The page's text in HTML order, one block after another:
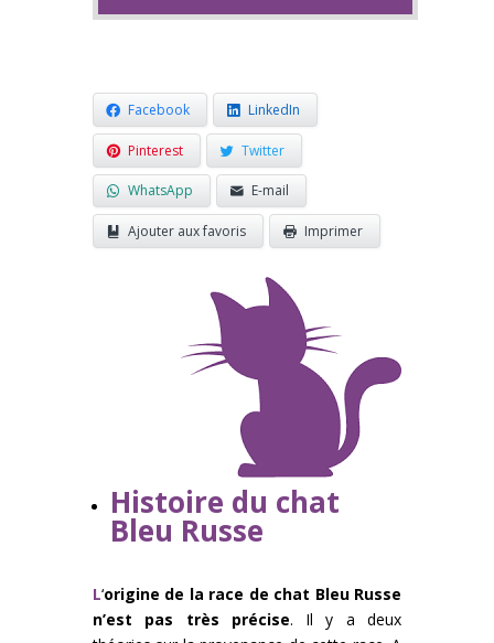
Facebook LinkedIn
Pinterest Twitter
WhatsApp E-mail
Ajouter aux favoris Imprimer
Histoire du chat
Bleu Russe
L‘origine de la race de chat Bleu Russe
n’est pas très précise. Il y a deux